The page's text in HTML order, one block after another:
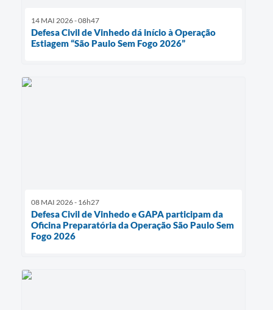
14 MAI 2026 - 08h47
Defesa Civil de Vinhedo dá início à Operação
Estiagem “São Paulo Sem Fogo 2026”
08 MAI 2026 - 16h27
Defesa Civil de Vinhedo e GAPA participam da
Oficina Preparatória da Operação São Paulo Sem
Fogo 2026